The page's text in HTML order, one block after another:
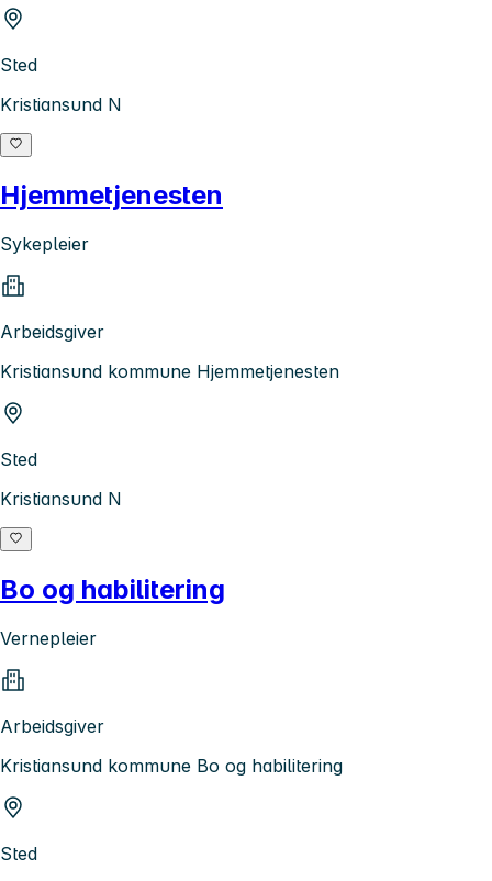
Sted
Kristiansund N
Hjemmetjenesten
Sykepleier
Arbeidsgiver
Kristiansund kommune Hjemmetjenesten
Sted
Kristiansund N
Bo og habilitering
Vernepleier
Arbeidsgiver
Kristiansund kommune Bo og habilitering
Sted